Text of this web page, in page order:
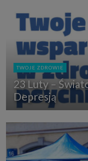
TWOJE ZDROWIE
23 Luty –
Depresją